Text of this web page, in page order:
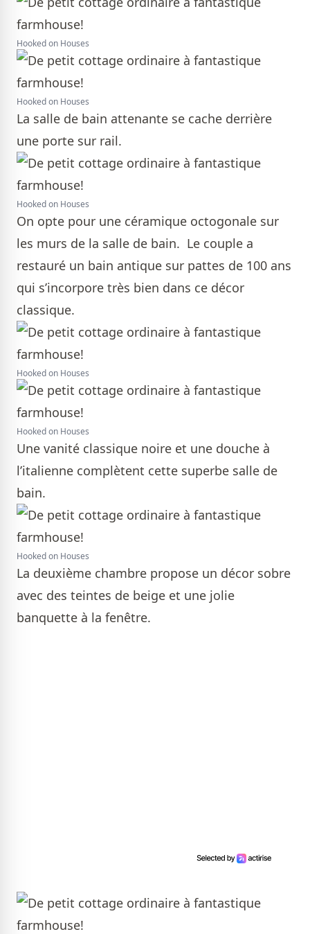
Hooked on Houses
Hooked on Houses
La salle de bain attenante se cache derrière
une porte sur rail.
Hooked on Houses
On opte pour une céramique octogonale sur
les murs de la salle de bain. Le couple a
restauré un bain antique sur pattes de 100 ans
qui s’incorpore très bien dans ce décor
classique.
Hooked on Houses
Hooked on Houses
Une vanité classique noire et une douche à
l’italienne complètent cette superbe salle de
bain.
Hooked on Houses
La deuxième chambre propose un décor sobre
avec des teintes de beige et une jolie
banquette à la fenêtre.